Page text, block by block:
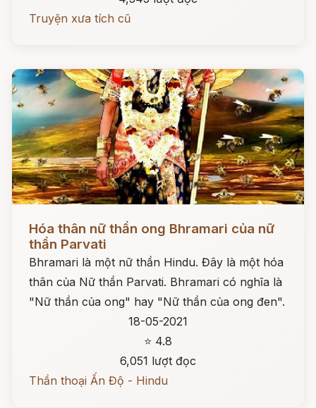
Truyện xưa tích cũ
Hóa thân nữ thần ong Bhramari của nữ
thần Parvati
Bhramari là một nữ thần Hindu. Đây là một hóa
thân của Nữ thần Parvati. Bhramari có nghĩa là
"Nữ thần của ong" hay "Nữ thần của ong đen".
18-05-2021
⭐ 4.8
6,051 lượt đọc
Thần thoại Ấn Độ - Hindu